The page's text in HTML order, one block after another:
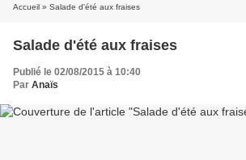
Accueil » Salade d'été aux fraises
Salade d'été aux fraises
Publié le 02/08/2015 à 10:40
Par Anaïs